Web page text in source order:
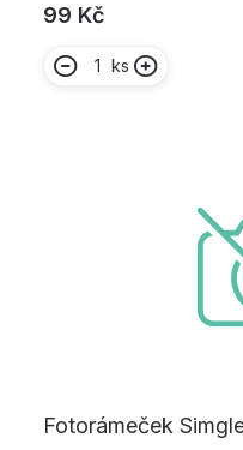
99 Kč
ks
Fotorámeček